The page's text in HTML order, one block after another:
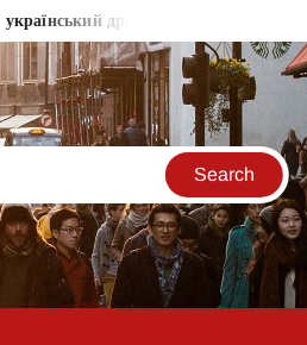
дрон-приманка